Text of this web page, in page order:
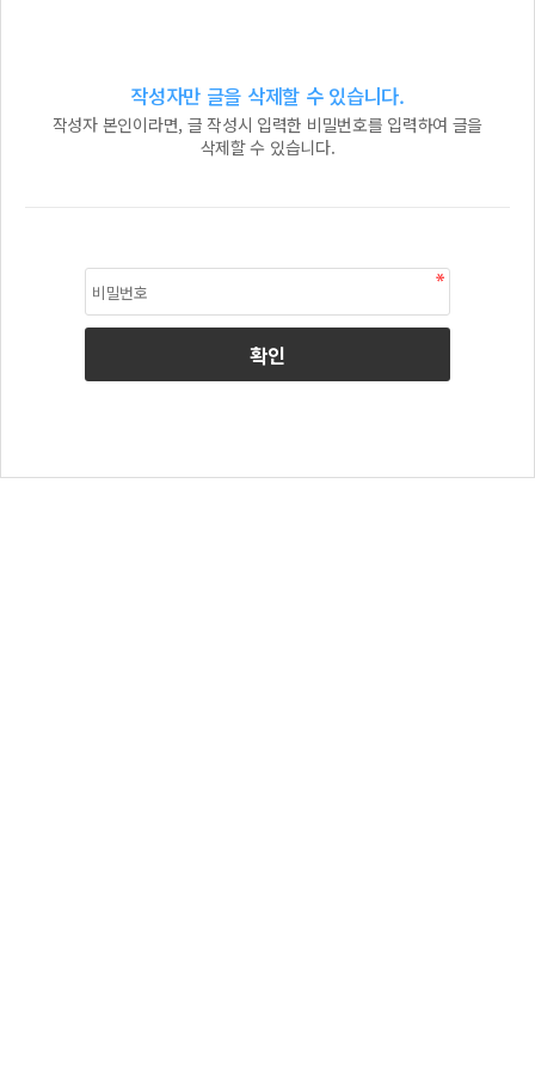
작성자만 글을 삭제할 수 있습니다.
작성자 본인이라면, 글 작성시 입력한 비밀번호를 입력하여 글을
삭제할 수 있습니다.